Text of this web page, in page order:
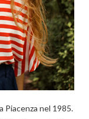
Piacenza nel 1985.